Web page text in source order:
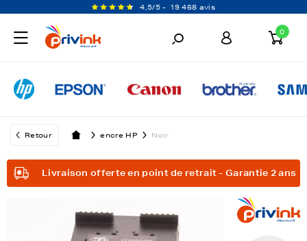
4,5/5 - 19 468 avis
0
Retour encre HP Noir
Livraison offerte en point de retrait - Garantie 2 ans